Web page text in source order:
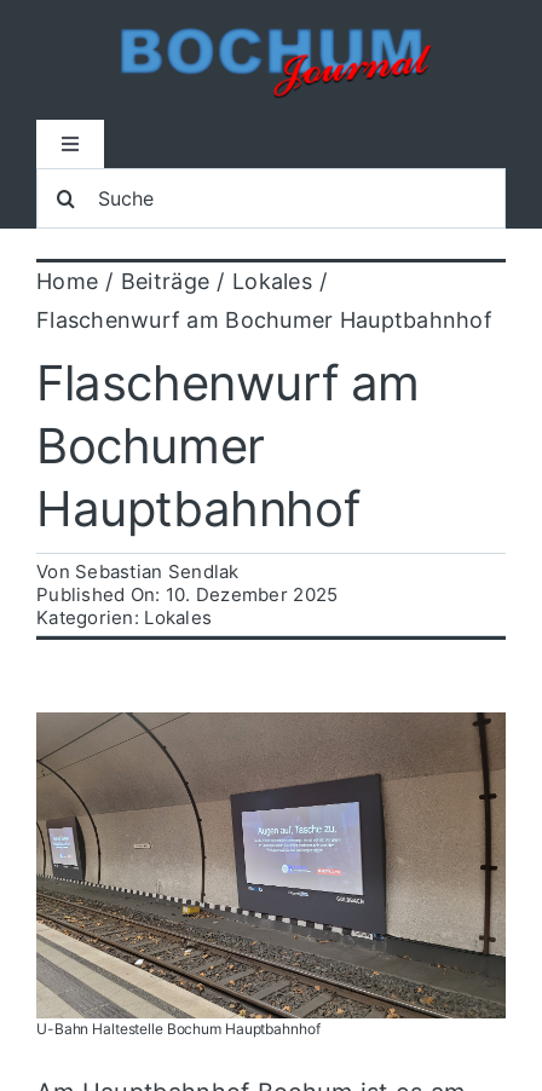
Toggle
Home
Lokal
Blaulicht
Sport
Kultur
Politik
Suche
nach:
Home Beiträge
Lokales
Flaschenwurf am Bochumer Hauptbahnhof
Flaschenwurf am
Bochumer
Hauptbahnhof
Von Sebastian Sendlak
Published On: 10. Dezember 2025
Kategorien: Lokales
U-Bahn Haltestelle Bochum Hauptbahnhof